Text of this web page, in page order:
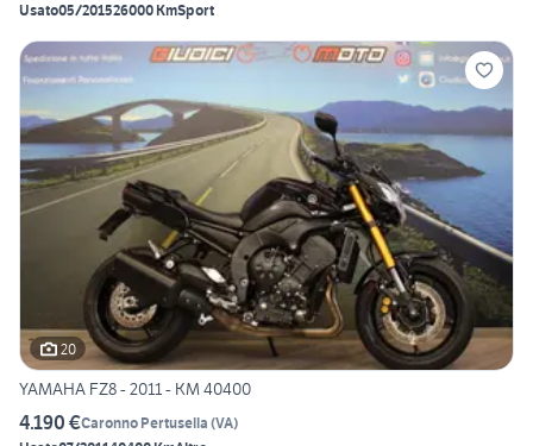
Usato05/201526000 KmSport
20
YAMAHA FZ8 - 2011 - KM 40400
4.190 €Caronno Pertusella (VA)